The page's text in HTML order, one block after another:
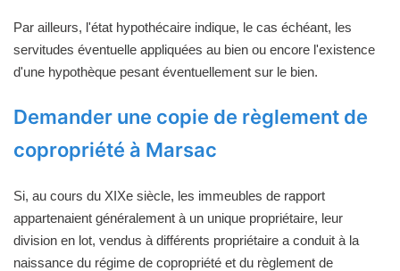
Par ailleurs, l'état hypothécaire indique, le cas échéant, les
servitudes éventuelle appliquées au bien ou encore l'existence
d'une hypothèque pesant éventuellement sur le bien.
Demander une copie de règlement de
copropriété à Marsac
Si, au cours du XIXe siècle, les immeubles de rapport
appartenaient généralement à un unique propriétaire, leur
division en lot, vendus à différents propriétaire a conduit à la
naissance du régime de copropriété et du règlement de